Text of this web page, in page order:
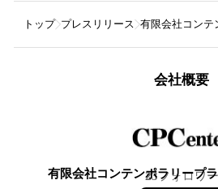
トップ プレスリリース 有限会社コンテ
会社概要
有限会社コンテンポラリープ
23フォロワー